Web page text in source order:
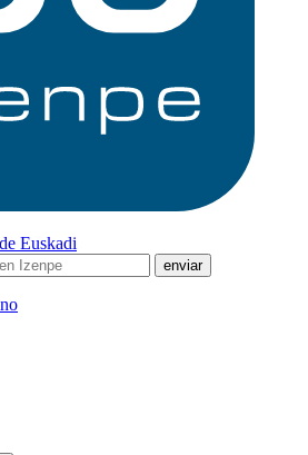
Euskadi